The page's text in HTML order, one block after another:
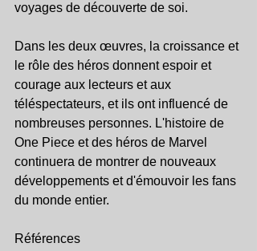
voyages de découverte de soi.
Dans les deux œuvres, la croissance et
le rôle des héros donnent espoir et
courage aux lecteurs et aux
téléspectateurs, et ils ont influencé de
nombreuses personnes. L'histoire de
One Piece et des héros de Marvel
continuera de montrer de nouveaux
développements et d'émouvoir les fans
du monde entier.
Références